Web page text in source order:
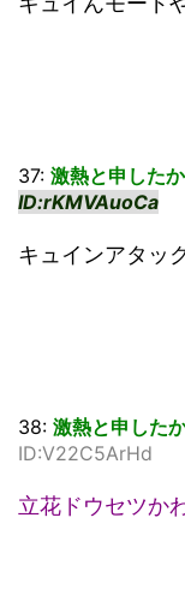
37: 激熱と申したか
ID:rKMVAuoCa
キュインアタッ
38: 激熱と申した
ID:V22C5ArHd
立花ドウセツか